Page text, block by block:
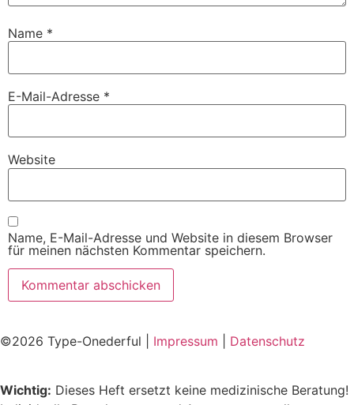
Name *
E-Mail-Adresse *
Website
Name, E-Mail-Adresse und Website in diesem Browser
für meinen nächsten Kommentar speichern.
©2026 Type-Onederful | Impressum Datenschutz
Wichtig: Dieses Heft ersetzt keine medizinische Beratung!